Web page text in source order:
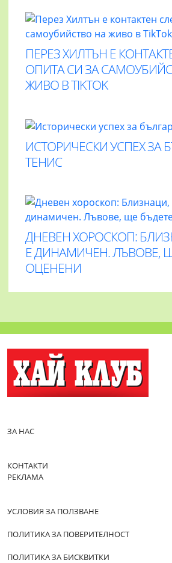
ПЕРЕЗ ХИЛТЪН Е
ОПИТА СИ ЗА
ЖИВО В TIKTOK
ИСТОРИЧЕСКИ УСПЕХ ЗА
ТЕНИС
ДНЕВЕН ХОРОСКОП:
Е ДИНАМИЧЕН. ЛЪВОВЕ,
ОЦЕНЕНИ
ЗА НАС
КОНТАКТИ
РЕКЛАМА
УСЛОВИЯ ЗА ПОЛЗВАНЕ
ПОЛИТИКА ЗА ПОВЕРИТЕЛНОСТ
ПОЛИТИКА ЗА БИСКВИТКИ